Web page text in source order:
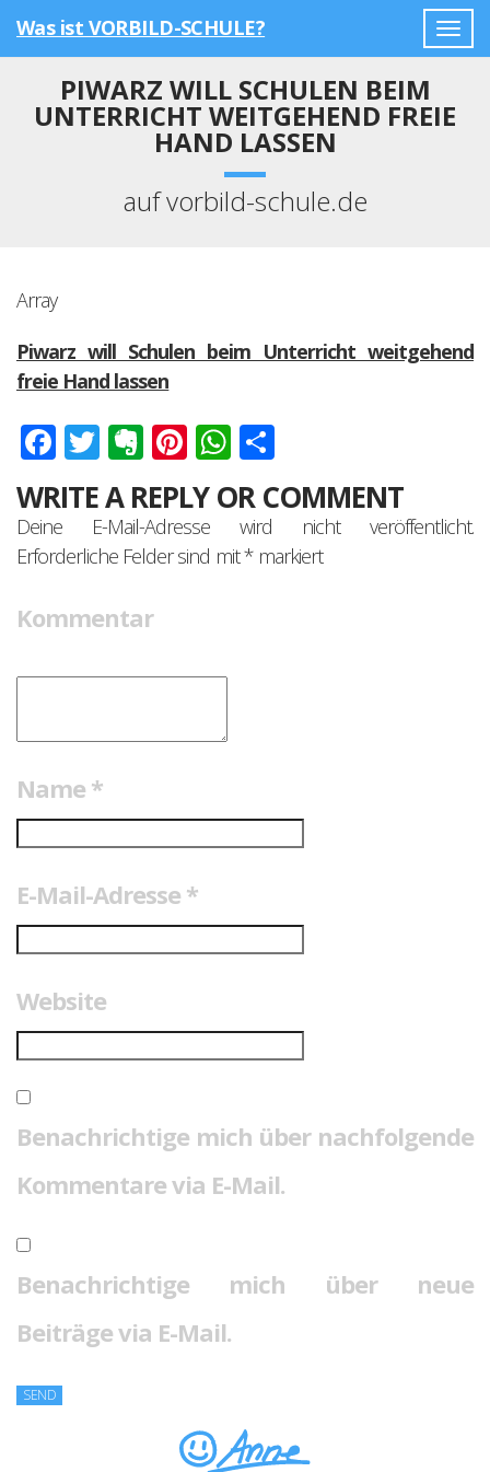
Was ist VORBILD-SCHULE?
PIWARZ WILL SCHULEN BEIM
UNTERRICHT WEITGEHEND FREIE
HAND LASSEN
auf vorbild-schule.de
Array
Piwarz will Schulen beim Unterricht weitgehend
freie Hand lassen
Facebook
Twitter
Evernote
Pinterest
WhatsApp
WRITE A REPLY OR COMMENT
Deine E-Mail-Adresse wird nicht veröffentlicht.
Erforderliche Felder sind mit*markiert
Kommentar
Name *
E-Mail-Adresse *
Website
Benachrichtige mich über nachfolgende
Kommentare via E-Mail.
Benachrichtige mich über neue
Beiträge via E-Mail.